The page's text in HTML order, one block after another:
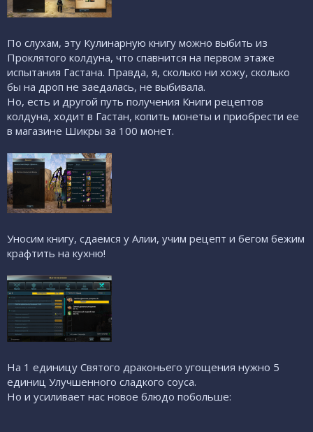
По слухам, эту Кулинарную книгу можно выбить из
Проклятого колдуна, что спавнится на первом этаже
испытания Гастана. Правда, я, сколько ни хожу, сколько
бы на дроп не заедалась, не выбивала.
Но, есть и другой путь получения Книги рецептов
колдуна, ходит в Гастан, копить монеты и приобрести ее
в магазине Шикры за 100 монет.
Уносим книгу, сдаемся у Алии, учим рецепт и бегом бежим
крафтить на кухню!
На 1 единицу Святого драконьего угощения нужно 5
единиц Улучшенного сладкого соуса.
Но и усиливает нас новое блюдо побольше: